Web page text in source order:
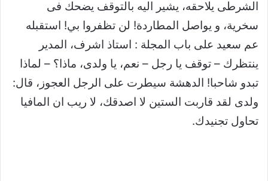
الشرطى يلاحقه، يشير اليه بالتوقف يضحك فى
سخرية، و يواصل المطاردة! لن تظفروا بي! استقبله
عم سعيد على باب المجلة : استاذ اشرف، المدير
ينتظرك – توقف يا رجل – نعم، يا ولدى، ماذا؟ – لماذا
تبدو شاحبا! الدهشة سيطرت على الرجل العجوز، قال:
ولدى لقد قاربت الستين لا اصدقك، لا ريب ان المافيا
تحاول تجنيدك.